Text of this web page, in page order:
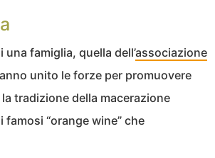
famiglia, quella dell’associazione
unito le forze per promuovere
tradizione della macerazione
“orange wine” che